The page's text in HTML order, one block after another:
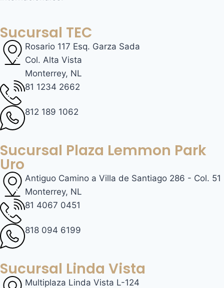
Sucursal TEC
Rosario 117 Esq. Garza Sada
Col. Alta Vista
Monterrey, NL
81 1234 2662
812 189 1062
Sucursal Plaza Lemmon Park
Uro
Antiguo Camino a Villa de Santiago 286 - Col. 51
Monterrey, NL
81 4067 0451
818 094 6199
Sucursal Linda Vista
Multiplaza Linda Vista L-124